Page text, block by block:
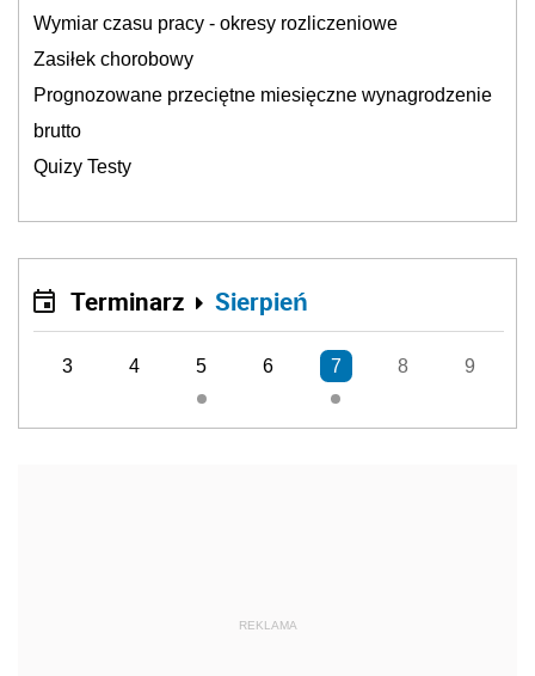
Wymiar czasu pracy - okresy rozliczeniowe
Zasiłek chorobowy
Prognozowane przeciętne miesięczne wynagrodzenie
brutto
Quizy Testy
Terminarz Sierpień
3 4 5 6 7 8 9
REKLAMA